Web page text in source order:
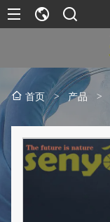
首页 > 产品 >